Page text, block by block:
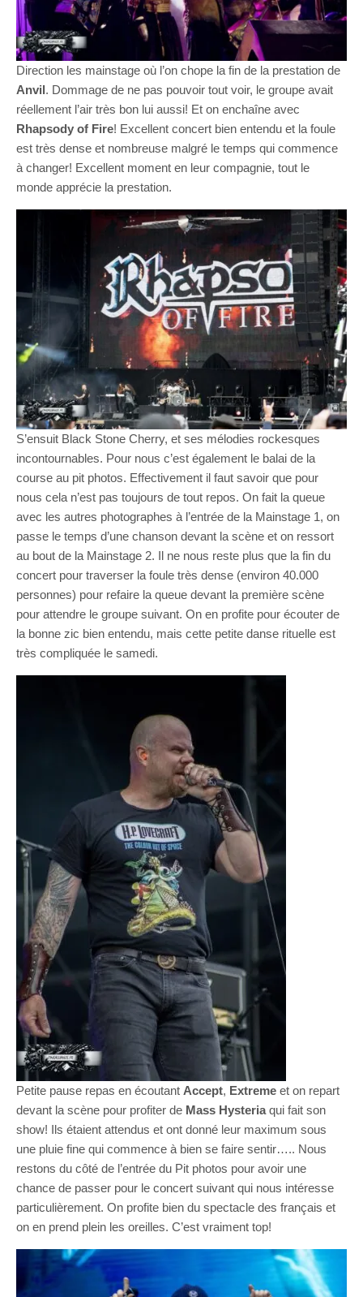
Direction les mainstage où l’on chope la fin de la prestation de
Anvil. Dommage de ne pas pouvoir tout voir, le groupe avait
réellement l’air très bon lui aussi! Et on enchaîne avec
Rhapsody of Fire! Excellent concert bien entendu et la foule
est très dense et nombreuse malgré le temps qui commence
à changer! Excellent moment en leur compagnie, tout le
monde apprécie la prestation.
S’ensuit Black Stone Cherry, et ses mélodies rockesques
incontournables. Pour nous c’est également le balai de la
course au pit photos. Effectivement il faut savoir que pour
nous cela n’est pas toujours de tout repos. On fait la queue
avec les autres photographes à l’entrée de la Mainstage 1, on
passe le temps d’une chanson devant la scène et on ressort
au bout de la Mainstage 2. Il ne nous reste plus que la fin du
concert pour traverser la foule très dense (environ 40.000
personnes) pour refaire la queue devant la première scène
pour attendre le groupe suivant. On en profite pour écouter de
la bonne zic bien entendu, mais cette petite danse rituelle est
très compliquée le samedi.
Petite pause repas en écoutant Accept, Extreme et on repart
devant la scène pour profiter de Mass Hysteriaqui fait son
show! Ils étaient attendus et ont donné leur maximum sous
une pluie fine qui commence à bien se faire sentir….. Nous
restons du côté de l’entrée du Pit photos pour avoir une
chance de passer pour le concert suivant qui nous intéresse
particulièrement. On profite bien du spectacle des français et
on en prend plein les oreilles. C’est vraiment top!